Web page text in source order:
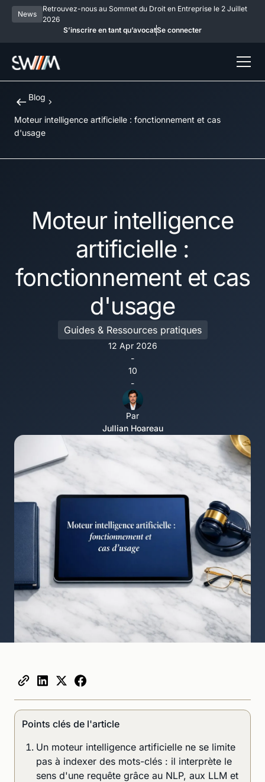
News
Retrouvez-nous au Sommet du Droit en Entreprise le 2 Juillet
2026
S’inscrire en tant qu’avocatSe connecter
Blog
Moteur intelligence artificielle : fonctionnement et cas
d'usage
Moteur intelligence
artificielle :
fonctionnement et cas
d'usage
Guides & Ressources pratiques
12 Apr 2026
-
10
-
Par
Jullian Hoareau
Points clés de l'article
Un moteur intelligence artificielle ne se limite
pas à indexer des mots-clés : il interprète le
sens d'une requête grâce au NLP, aux LLM et